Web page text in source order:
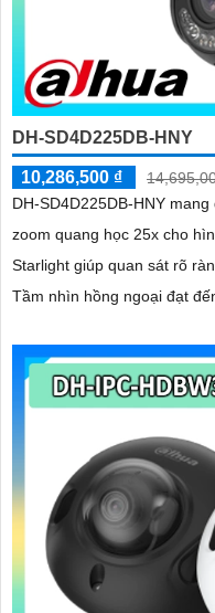
DH-SD4D225DB-HNY
10,286,500 ₫
DH-SD4D225DB-HNY
zoom quang học 25x cho
Starlight giúp quan sát rõ
Tầm nhìn hồng ngoại đạt
IP67 cùng tốc độ khung